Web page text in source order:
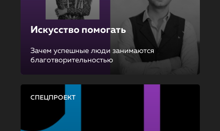
Искусство помогать
Зачем успешные люди занимаются
благотворительностью
СПЕЦПРОЕКТ